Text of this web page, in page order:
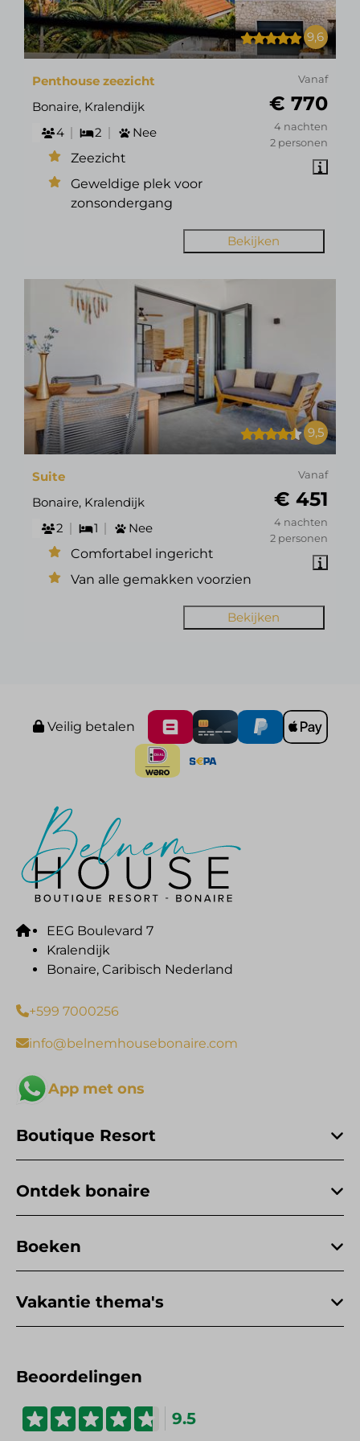
9,6
Vanaf
€ 770
4 nachten
2 personen
Penthouse zeezicht
Bonaire, Kralendijk
4
2
Nee
Zeezicht
Geweldige plek voor
zonsondergang
Bekijken
9,5
Vanaf
€ 451
4 nachten
2 personen
Suite
Bonaire, Kralendijk
2
1
Nee
Comfortabel ingericht
Van alle gemakken voorzien
Bekijken
Veilig betalen
EEG Boulevard 7
Kralendijk
Bonaire, Caribisch Nederland
+599 7000256
info@belnemhousebonaire.com
App met ons
Boutique Resort
Ontdek bonaire
Boeken
Vakantie thema's
Beoordelingen
9.5